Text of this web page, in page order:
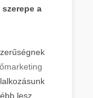
szerepe a
lesz,